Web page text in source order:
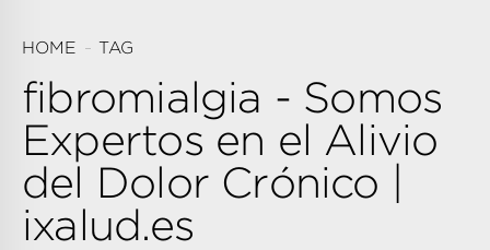
HOME TAG
fibromialgia - Somos
Expertos en el Alivio
del Dolor Crónico |
ixalud.es